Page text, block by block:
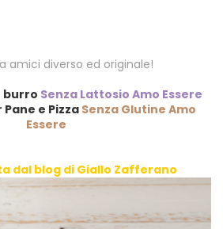
amici diverso ed originale!
burro Senza Lattosio Amo Essere
e Pizza Senza Glutine Amo
Essere
dal blog di Giallo Zafferano